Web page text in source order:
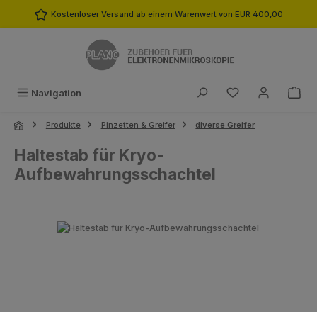
Zum Hauptinhalt springen
Kostenloser Versand ab einem Warenwert von EUR 400,00
Navigation Du hast 0
Produkte Pinzetten & Greifer diverse Greifer
Haltestab für Kryo-
Aufbewahrungsschachtel
Bildergalerie überspringen